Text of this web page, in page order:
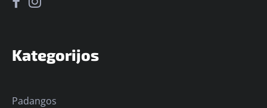
Kategorijos
Padangos